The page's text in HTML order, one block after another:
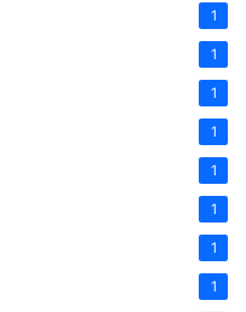
1
1
1
1
1
1
1
1